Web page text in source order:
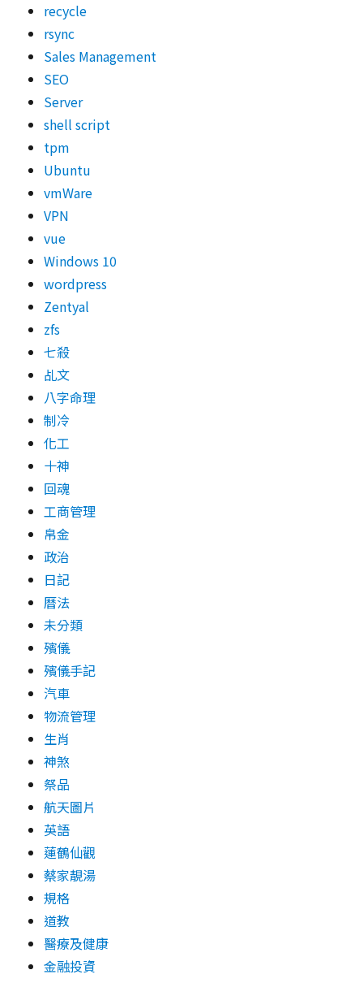
recycle
rsync
Sales Management
SEO
Server
shell script
tpm
Ubuntu
vmWare
VPN
vue
Windows 10
wordpress
Zentyal
zfs
七殺
乩文
八字命理
制冷
化工
十神
回魂
工商管理
帛金
政治
日記
曆法
未分類
殯儀
殯儀手記
汽車
物流管理
生肖
神煞
祭品
航天圖片
英語
蓮鶴仙觀
蔡家靚湯
規格
道教
醫療及健康
金融投資